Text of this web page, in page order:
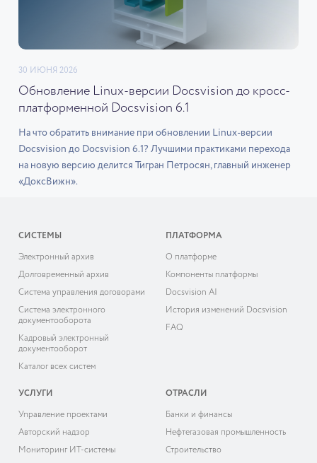
30 ИЮНЯ 2026
Обновление Linux-версии Docsvision до кросс-
платформенной Docsvision 6.1
На что обратить внимание при обновлении Linux-версии
Docsvision до Docsvision 6.1? Лучшими практиками перехода
на новую версию делится Тигран Петросян, главный инженер
«ДоксВижн».
СИСТЕМЫ
Электронный архив
Долговременный архив
Система управления договорами
Система электронного
документооборота
Кадровый электронный
документооборот
Каталог всех систем
ПЛАТФОРМА
О платформе
Компоненты платформы
Docsvision AI
История изменений Docsvision
FAQ
УСЛУГИ
Управление проектами
Авторский надзор
Мониторинг ИТ-системы
ОТРАСЛИ
Банки и финансы
Нефтегазовая промышленность
Строительство